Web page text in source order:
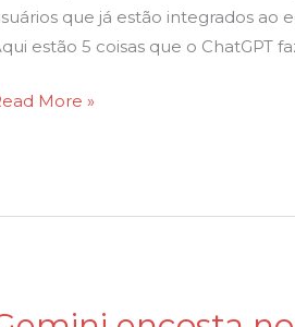
que já estão integrados ao
estão 5 coisas que o ChatGPT
More »